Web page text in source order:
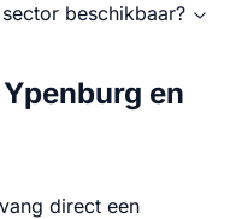
beschikbaar?
en
direct een